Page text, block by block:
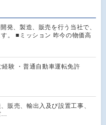
発、製造、販売を行う当社で、
。 ■ミッション 昨今の物価高
経験 ・普通自動車運転免許
販売、輸出入及び設置工事、
…